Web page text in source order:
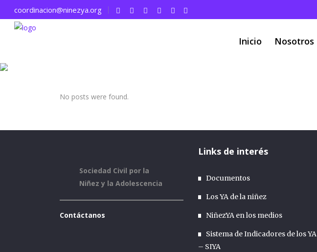
coordinacion@ninezya.org
Inicio Nosotros
No posts were found.
Sociedad Civil por la
Niñez y la Adolescencia
Contáctanos
Links de interés
Documentos
Los YA de la niñez
NiñezYA en los medios
Sistema de Indicadores de los YA
– SIYA